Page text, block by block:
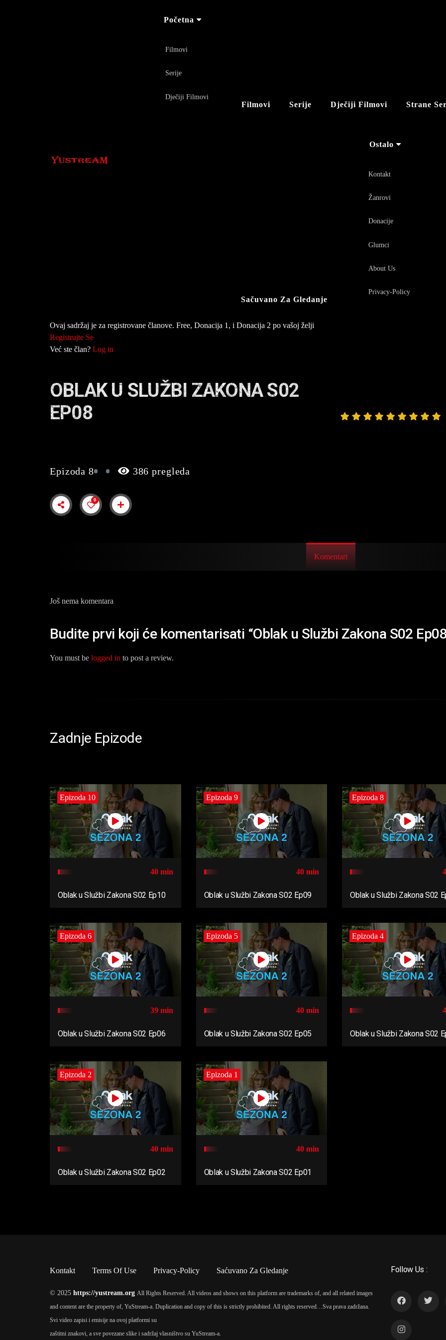
Početna
Filmovi
Serije
Dječiji Filmovi
Filmovi Serije Dječiji Filmovi Strane
Sačuvano Za Gledanje
Ostalo
Kontakt
Žanrovi
Donacije
Glumci
About Us
Privacy-Policy
Ovaj sadržaj je za registrovane članove. Free, Donacija 1, i Donacija 2 po vašoj želji
Registrujte Se
Već ste član? Log in
OBLAK U SLUŽBI ZAKONA S02
EP08
Epizoda 8 386 pregleda
0
Komentari
Još nema komentara
Budite prvi koji će komentarisati “Oblak u Službi Zakona S02
You must be logged in to post a review.
Zadnje Epizode
Epizoda 10
40 min
Oblak u Službi Zakona S02 Ep10
Epizoda 9
40 min
Oblak u Službi Zakona S02 Ep09
Epizoda 8
Oblak u Službi Zakona S02
Epizoda 6
39 min
Oblak u Službi Zakona S02 Ep06
Epizoda 5
40 min
Oblak u Službi Zakona S02 Ep05
Epizoda 4
Oblak u Službi Zakona S02
Epizoda 2
40 min
Oblak u Službi Zakona S02 Ep02
Epizoda 1
40 min
Oblak u Službi Zakona S02 Ep01
Kontakt Terms Of Use Privacy-Policy Saćuvano Za Gledanje
© 2025 https://yustream.org All Rights Reserved. All videos and shows on this platform are trademarks of, and all related images
and content are the property of, YuStream-a. Duplication and copy of this is strictly prohibited. All rights reserved…Sva prava zadržana.
Svi video zapisi i emisije na ovoj platformi su
zaštitni znakovi, a sve povezane slike i sadržaj vlasništvo su YuStream-a.
Follow Us :